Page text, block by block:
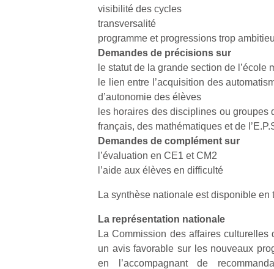
visibilité des cycles
transversalité
programme et progressions trop
Demandes de précisions sur
le statut de la grande section de l’école
le lien entre l’acquisition des
d’autonomie des élèves
les horaires des disciplines ou
français, des mathématiques et de
Demandes de complément sur
l’évaluation en CE1 et CM2
l’aide aux élèves en difficulté
La synthèse nationale est disponible en
La représentation nationale
La Commission des affaires
un avis favorable sur les nouveaux
en l’accompagnant de